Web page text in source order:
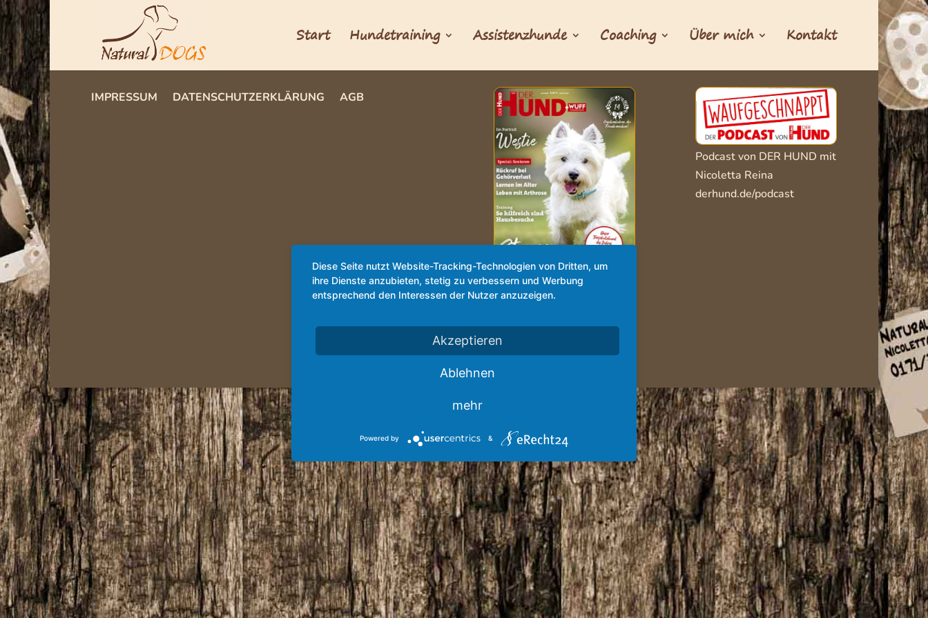
Start Hundetraining Assistenzhunde Coaching Über mich Kontakt
IMPRESSUM DATENSCHUTZERKLÄRUNG AGB
Artikel über Natural Dogs –
Hausbesuche in der
Zeitschrift DER HUND.
Mehr lesen
Podcast von DER HUND mit
Nicoletta Reina
derhund.de/podcast
Diese Seite nutzt Website-Tracking-Technologien von Dritten, um
ihre Dienste anzubieten, stetig zu verbessern und Werbung
entsprechend den Interessen der Nutzer anzuzeigen.
Akzeptieren
Ablehnen
mehr
Powered by &